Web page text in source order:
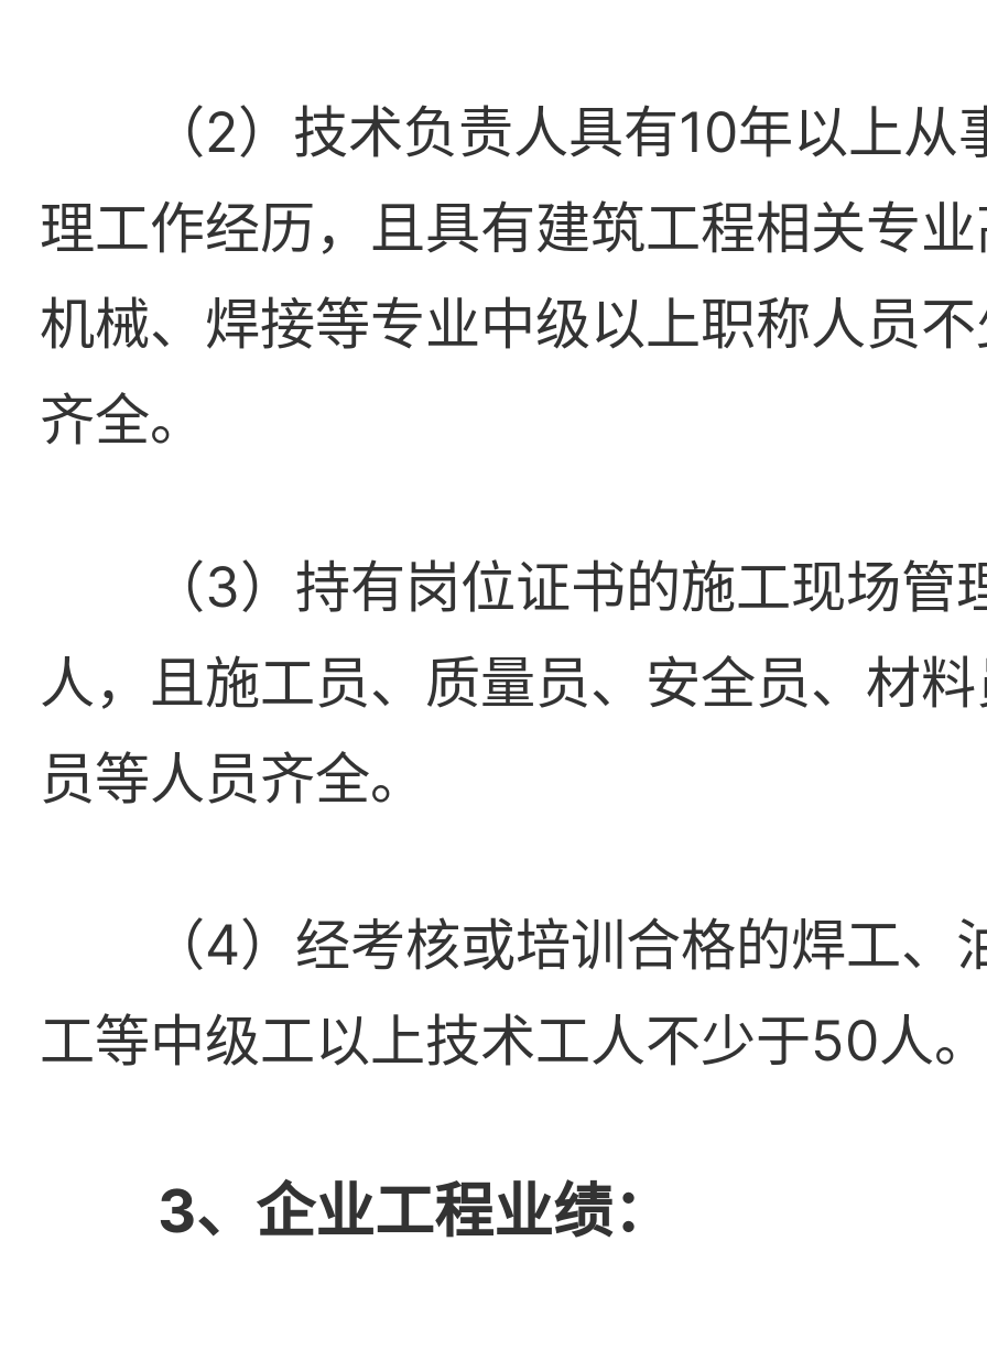
（2）技术负责人具有10年以上
理工作经历，且具有建筑工程相关专
机械、焊接等专业中级以上职称人员
齐全。
（3）持有岗位证书的施工现场
人，且施工员、质量员、安全员、材
员等人员齐全。
（4）经考核或培训合格的焊工
工等中级工以上技术工人不少于50人
3、企业工程业绩：